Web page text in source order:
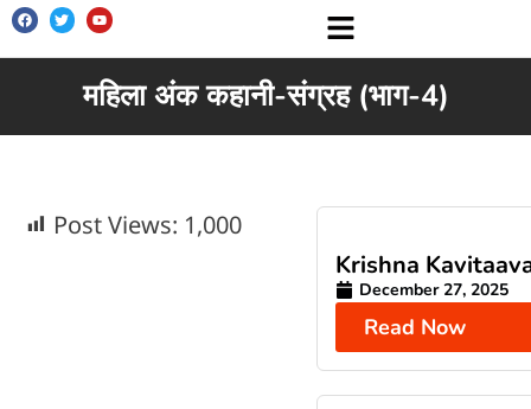
महिला अंक कहानी-संग्रह (भाग-4)
Post Views: 1,000
Krishna
December 27, 2025
Read Now